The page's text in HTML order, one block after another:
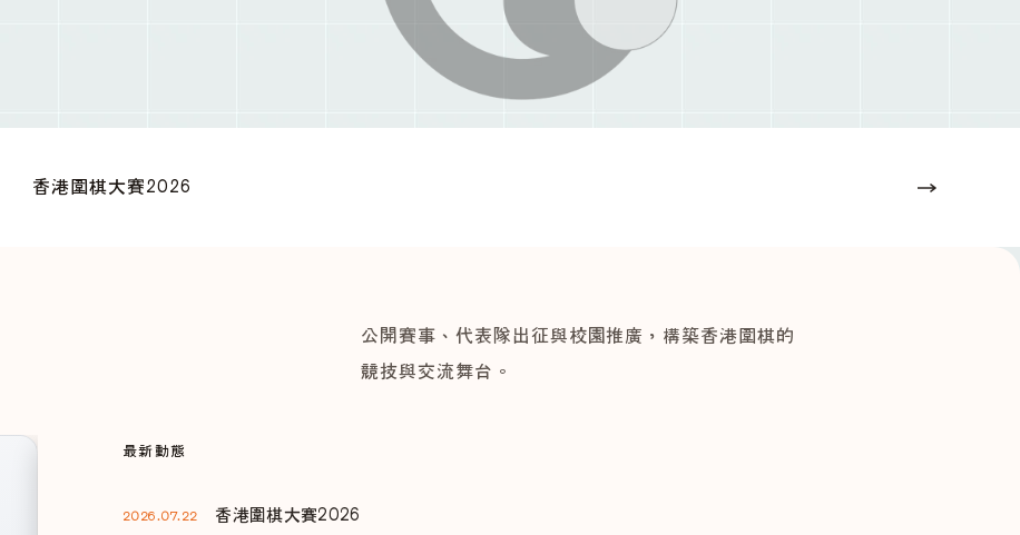
香港圍棋大賽2026
公開賽事、代表隊出征與校園推廣，構築香港圍棋的
競技與交流舞台。
香港青少年圍棋代表隊選拔賽
最新動態
2026.07.22 香港圍棋大賽2026